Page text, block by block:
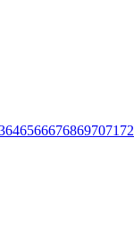
6465666768697071 72